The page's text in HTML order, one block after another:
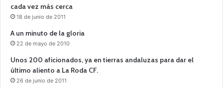
cada vez más cerca
18 de junio de 2011
A un minuto de la gloria
22 de mayo de 2010
Unos 200 aficionados, ya en tierras andaluzas para dar el
último aliento a La Roda CF.
26 de junio de 2011